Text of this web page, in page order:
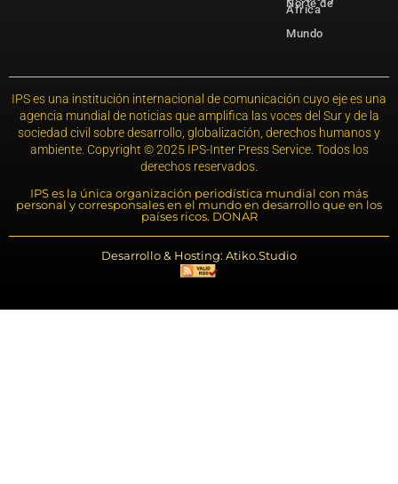
Norte de
África
Mundo
IPS es una institución internacional de comunicación cuyo eje es una
agencia mundial de noticias que amplifica las voces del Sur y de la
sociedad civil sobre desarrollo, globalización, derechos humanos y
ambiente. Copyright © 2025 IPS-Inter Press Service. Todos los
derechos reservados.
IPS es la única organización periodística mundial con más
personal y corresponsales en el mundo en desarrollo que en los
países ricos. DONAR
Desarrollo & Hosting: Atiko.Studio